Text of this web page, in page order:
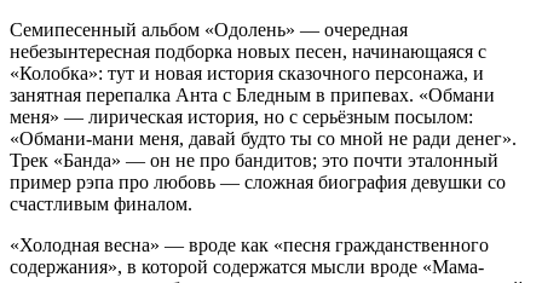
Семипесенный альбом «Одолень» — очередная
небезынтересная подборка новых песен, начинающаяся с
«Колобка»: тут и новая история сказочного персонажа, и
занятная перепалка Анта с Бледным в припевах. «Обмани
меня» — лирическая история, но с серьёзным посылом:
«Обмани-мани меня, давай будто ты со мной не ради денег».
Трек «Банда» — он не про бандитов; это почти эталонный
пример рэпа про любовь — сложная биография девушки со
счастливым финалом.
«Холодная весна» — вроде как «песня гражданственного
содержания», в которой содержатся мысли вроде «Мама-